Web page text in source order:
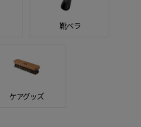
靴ベラ
ケアグッズ